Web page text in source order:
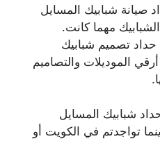
صيانة شبابيك المسايل
مهما كانت.
تصميم شبابيك
الموديلات والتصاميم
شبابيك المسايل
تواجدتم في الكويت أو